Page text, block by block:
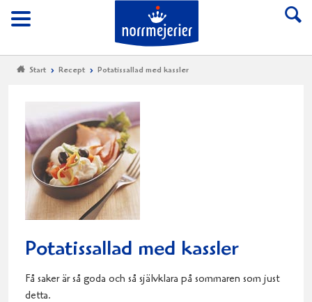
Meny
Till Norrmejerier
Start Recept Potatissallad med kassler
Potatissallad med kassler
Få saker är så goda och så självklara på sommaren som just
detta.